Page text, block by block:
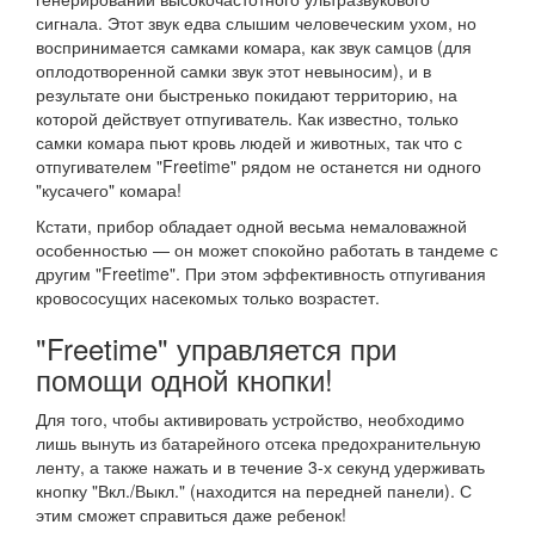
сигнала. Этот звук едва слышим человеческим ухом, но
воспринимается самками комара, как звук самцов (для
оплодотворенной самки звук этот невыносим), и в
результате они быстренько покидают территорию, на
которой действует отпугиватель. Как известно, только
самки комара пьют кровь людей и животных, так что с
отпугивателем "Freetime" рядом не останется ни одного
"кусачего" комара!
Кстати, прибор обладает одной весьма немаловажной
особенностью — он может спокойно работать в тандеме с
другим "Freetime". При этом эффективность отпугивания
кровососущих насекомых только возрастет.
"Freetime" управляется при
помощи одной кнопки!
Для того, чтобы активировать устройство, необходимо
лишь вынуть из батарейного отсека предохранительную
ленту, а также нажать и в течение 3-х секунд удерживать
кнопку "Вкл./Выкл." (находится на передней панели). С
этим сможет справиться даже ребенок!